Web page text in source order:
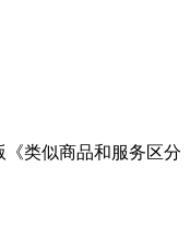
类似商品和服务区分